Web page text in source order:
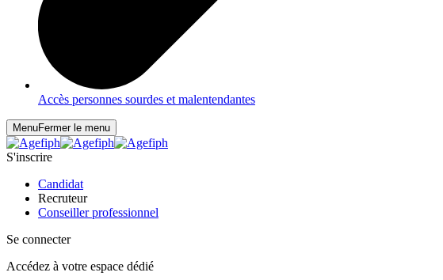
Accès personnes sourdes et malentendantes
MenuFermer le menu
S'inscrire
Candidat
Recruteur
Conseiller professionnel
Se connecter
Accédez à votre espace dédié